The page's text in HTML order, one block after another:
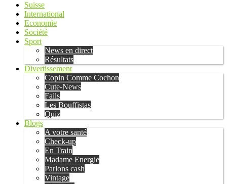
Suisse
International
Economie
Société
Sport
News en direct
Résultats
Divertissement
Copin Comme Cochon
Cute-News
Fails
Les Bouffistas
Quiz
Blogs
A votre santé
Check-up
En Train
Madame Energie
Parlons cash
Vintage